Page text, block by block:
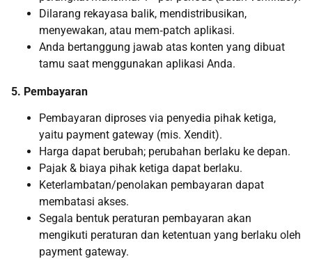
Dilarang rekayasa balik, mendistribusikan,
menyewakan, atau mem‑patch aplikasi.
Anda bertanggung jawab atas konten yang dibuat
tamu saat menggunakan aplikasi Anda.
5. Pembayaran
Pembayaran diproses via penyedia pihak ketiga,
yaitu payment gateway (mis. Xendit).
Harga dapat berubah; perubahan berlaku ke depan.
Pajak & biaya pihak ketiga dapat berlaku.
Keterlambatan/penolakan pembayaran dapat
membatasi akses.
Segala bentuk peraturan pembayaran akan
mengikuti peraturan dan ketentuan yang berlaku oleh
payment gateway.